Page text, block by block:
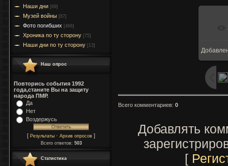
Наши дни [69]
Музей войны [87]
Фото погибших [466]
Хроника по ту сторону [75]
Наши дни по ту сторону [13]
Наш опрос
Повторись события 1992
года,станите Вы на защиту
народа ПМР.
Да
Нет
Воздержусь
[ Результаты · Архив опросов ]
Всего ответов: 503
Статистика
Всего комментариев: 0
Добавлять
[